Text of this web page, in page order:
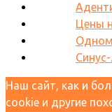
Цены
Наш сайт, как и
cookie и другие